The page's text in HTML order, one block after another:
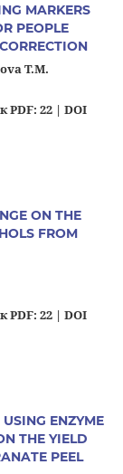
MARKERS
PEOPLE
T.M.
PDF: 22 | DOI
ON THE
FROM
PDF: 22 | DOI
ENZYME
THE YIELD
PEEL